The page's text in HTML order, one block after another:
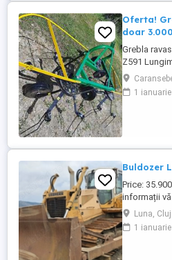
Oferta!
doar
Grebla
Z591
de lucru -
putere540
1 ianuarie
Buldozer
Price:
informații
la numerele:
sau: 07
Liebherr PR
Luna, Cluj
1 ianuarie